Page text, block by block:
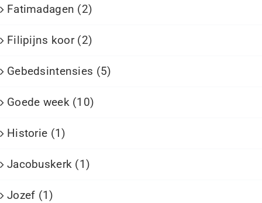
Fatimadagen (2)
Filipijns koor (2)
Gebedsintensies (5)
Goede week (10)
Historie (1)
Jacobuskerk (1)
Jozef (1)